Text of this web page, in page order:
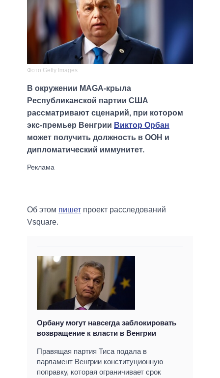
Фото Getty Images
В окружении MAGA-крыла
Республиканской партии США
рассматривают сценарий, при котором
экс-премьер Венгрии Виктор Орбан
может получить должность в ООН и
дипломатический иммунитет.
Об этом пишет проект расследований
Vsquare.
Орбану могут навсегда заблокировать
возвращение к власти в Венгрии
Правящая партия Тиса подала в
парламент Венгрии конституционную
поправку, которая ограничивает срок